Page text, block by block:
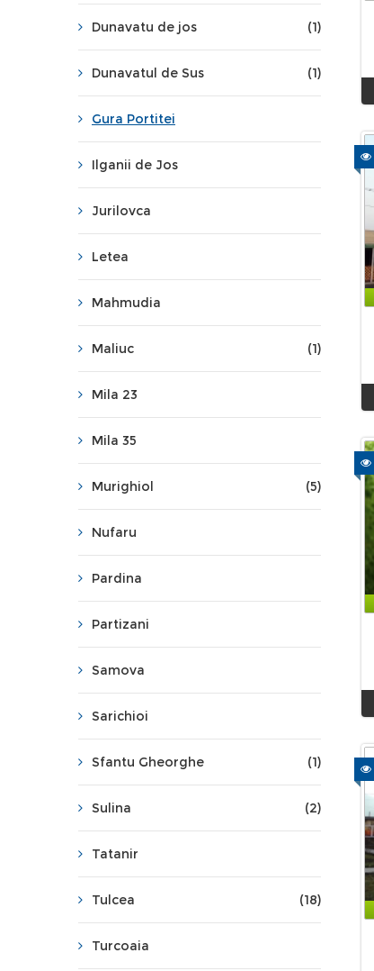
Dunavatu de jos (1)
Dunavatul de Sus (1)
Gura Portitei
Ilganii de Jos
Jurilovca
Letea
Mahmudia
Maliuc (1)
Mila 23
Mila 35
Murighiol (5)
Nufaru
Pardina
Partizani
Samova
Sarichioi
Sfantu Gheorghe (1)
Sulina (2)
Tatanir
Tulcea (18)
Turcoaia